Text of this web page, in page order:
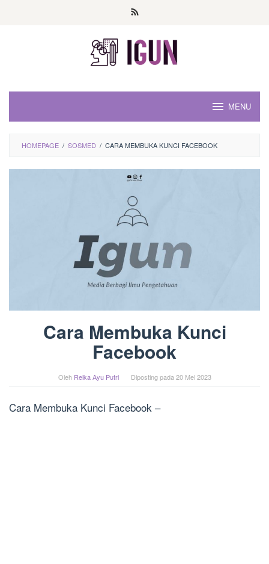
MENU
HOMEPAGE / SOSMED / CARA MEMBUKA KUNCI FACEBOOK
Cara Membuka Kunci
Facebook
Oleh Reika Ayu Putri Diposting pada 20 Mei 2023
Cara Membuka Kunci Facebook –